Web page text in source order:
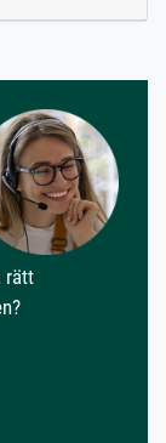
rätt